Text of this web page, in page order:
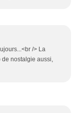
/> La
de nostalgie aussi,